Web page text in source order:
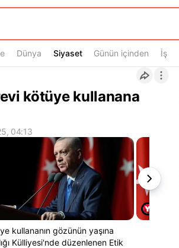
Dünya Siyaset
Siyaset Günün içinden İş
kötüye kullanana
04:13
kullananın gözünün yaşına
Külliyesi'nde düzenlenen Etik